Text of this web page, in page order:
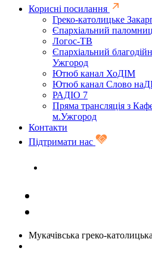
Корисні посилання
Греко-католицьке
Єпархіальний
Логос-ТВ
Єпархіальний
Ужгород
Ютюб канал ХоДІМ
Ютюб канал Слово
РАДІО 7
Пряма трансляція з
м.Ужгород
Контакти
Підтримати нас
Мукачівська греко-